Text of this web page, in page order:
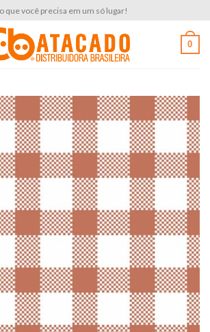
que você precisa em um só lugar!
0